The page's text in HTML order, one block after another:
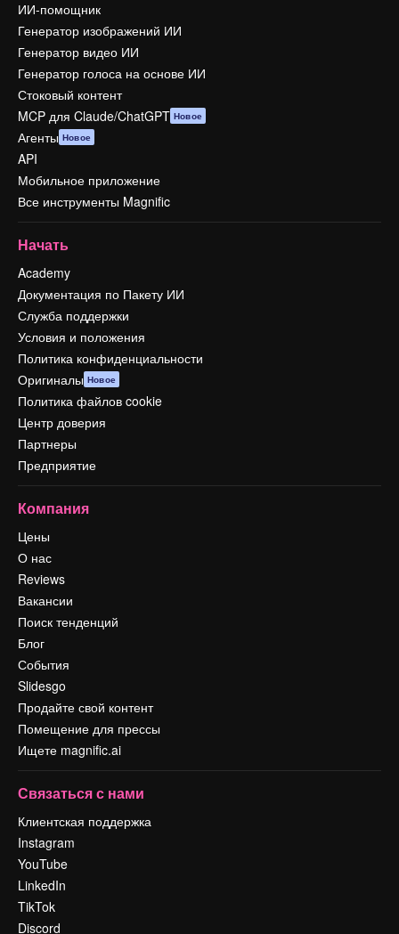
ИИ-помощник
Генератор изображений ИИ
Генератор видео ИИ
Генератор голоса на основе ИИ
Стоковый контент
MCP для Claude/ChatGPT Новое
Агенты Новое
API
Мобильное приложение
Все инструменты Magnific
Начать
Academy
Документация по Пакету ИИ
Служба поддержки
Условия и положения
Политика конфиденциальности
Оригиналы Новое
Политика файлов cookie
Центр доверия
Партнеры
Предприятие
Компания
Цены
О нас
Reviews
Вакансии
Поиск тенденций
Блог
События
Slidesgo
Продайте свой контент
Помещение для прессы
Ищете magnific.ai
Связаться с нами
Клиентская поддержка
Instagram
YouTube
LinkedIn
TikTok
Discord